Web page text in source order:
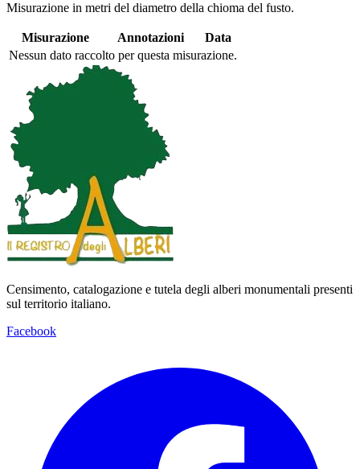
Misurazione in metri del diametro della chioma del fusto.
Misurazione Annotazioni
Data
Nessun dato raccolto per questa misurazione.
Censimento, catalogazione e tutela degli alberi monumentali presenti
sul territorio italiano.
Facebook